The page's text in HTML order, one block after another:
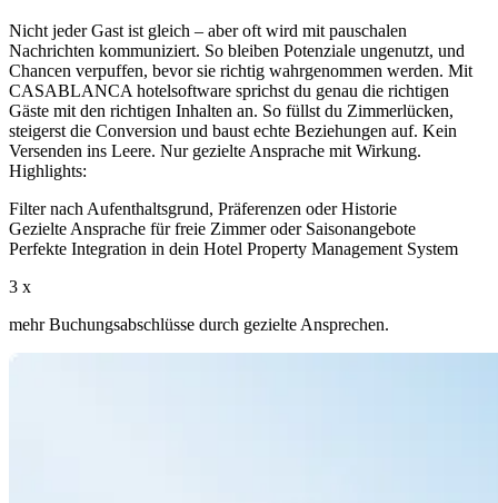
Nicht jeder Gast ist gleich – aber oft wird mit pauschalen
Nachrichten kommuniziert. So bleiben Potenziale ungenutzt, und
Chancen verpuffen, bevor sie richtig wahrgenommen werden. Mit
CASABLANCA hotelsoftware sprichst du genau die richtigen
Gäste mit den richtigen Inhalten an. So füllst du Zimmerlücken,
steigerst die Conversion und baust echte Beziehungen auf. Kein
Versenden ins Leere. Nur gezielte Ansprache mit Wirkung.
Highlights:
Filter nach Aufenthaltsgrund, Präferenzen oder Historie
Gezielte Ansprache für freie Zimmer oder Saisonangebote
Perfekte Integration in dein Hotel Property Management System
3 x
mehr Buchungsabschlüsse durch gezielte Ansprechen.